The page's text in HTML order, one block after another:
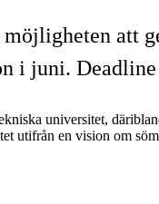
att
i juni.
universitet,
utifrån en vision om